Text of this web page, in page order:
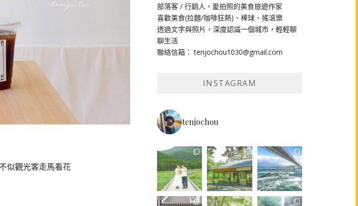
似觀光客走馬看花
部落客 / 行銷人，愛拍照的美食旅遊作家
喜歡美食(拉麵/咖啡狂熱)、棒球、搖滾樂
透過文字與照片，深度認識一個城市，輕輕聊
聊生活
聯絡信箱： tenjochou1030@gmail.com
INSTAGRAM
tenjochou